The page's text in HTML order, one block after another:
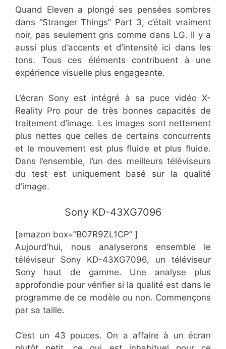
Quand Eleven a plongé ses pensées sombres
dans “Stranger Things” Part 3, c’était vraiment
noir, pas seulement gris comme dans LG. Il y a
aussi plus d’accents et d’intensité ici dans les
tons. Tous ces éléments contribuent à une
expérience visuelle plus engageante.
L’écran Sony est intégré à sa puce vidéo X-
Reality Pro pour de très bonnes capacités de
traitement d’image. Les images sont nettement
plus nettes que celles de certains concurrents
et le mouvement est plus fluide et plus fluide.
Dans l’ensemble, l’un des meilleurs téléviseurs
du test est uniquement basé sur la qualité
d’image.
Sony KD-43XG7096
[amazon box=”B07R9ZL1CP” ]
Aujourd’hui, nous analyserons ensemble le
téléviseur Sony KD-43XG7096, un téléviseur
Sony haut de gamme. Une analyse plus
approfondie pour vérifier si la qualité est dans le
programme de ce modèle ou non. Commençons
par sa taille.
C’est un 43 pouces. On a affaire à un écran